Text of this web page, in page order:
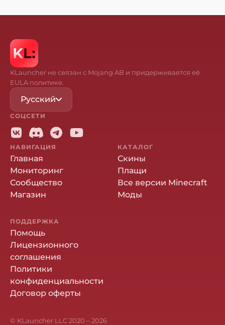
KLauncher не связан с Mojang AB и придерживается её
EULA политике.
Русский
СОЦСЕТИ
НАВИГАЦИЯ
Главная
Мониторинг
Сообщество
Магазин
КАТАЛОГ
Скины
Плащи
Все версии Minecraft
Моды
ПОДДЕРЖКА
Помощь
Лицензионного
соглашения
Политики
конфиденциальности
Договор оферты
© KLauncher LLC 2020 –2026